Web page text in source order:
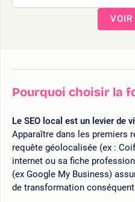
Pourquoi choisir la
Le SEO local est un levier de
Apparaître dans les premiers
requête géolocalisée (ex :
internet ou sa fiche
(ex Google My Business)
de transformation